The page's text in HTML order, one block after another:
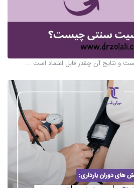
و نتایج آن چقدر قابل اعتماد است ...